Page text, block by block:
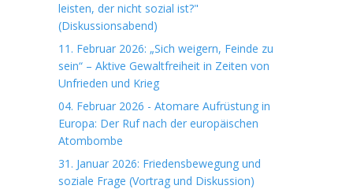
leisten, der nicht sozial ist?"
(Diskussionsabend)
11. Februar 2026: „Sich weigern, Feinde zu
sein“ – Aktive Gewaltfreiheit in Zeiten von
Unfrieden und Krieg
04. Februar 2026 - Atomare Aufrüstung in
Europa: Der Ruf nach der europäischen
Atombombe
31. Januar 2026: Friedensbewegung und
soziale Frage (Vortrag und Diskussion)